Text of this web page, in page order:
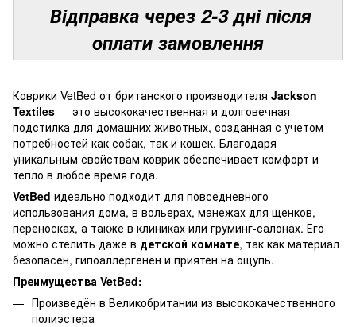
Відправка через 2-3 дні після
оплати замовлення
Коврики VetBed от британского производителя Jackson
Textiles — это высококачественная и долговечная
подстилка для домашних животных, созданная с учетом
потребностей как собак, так и кошек. Благодаря
уникальным свойствам коврик обеспечивает комфорт и
тепло в любое время года.
VetBed идеально подходит для повседневного
использования дома, в вольерах, манежах для щенков,
переносках, а также в клиниках или груминг-салонах. Его
можно стелить даже в детской комнате, так как материал
безопасен, гипоаллергенен и приятен на ощупь.
Преимущества VetBed:
Произведён в Великобритании из высококачественного
полиэстера